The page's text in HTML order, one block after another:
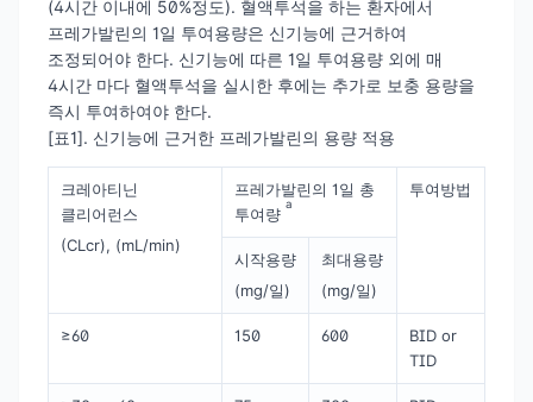
(4시간 이내에 50%정도). 혈액투석을 하는 환자에서
프레가발린의 1일 투여용량은 신기능에 근거하여
조정되어야 한다. 신기능에 따른 1일 투여용량 외에 매
4시간 마다 혈액투석을 실시한 후에는 추가로 보충 용량을
즉시 투여하여야 한다.
[표1]. 신기능에 근거한 프레가발린의 용량 적용
크레아티닌
클리어런스
(CLcr), (mL/min)
프레가발린의 1일 총
투여량
a
투여방법
시작용량
(mg/일)
최대용량
(mg/일)
≥60 150 600
BID or
TID